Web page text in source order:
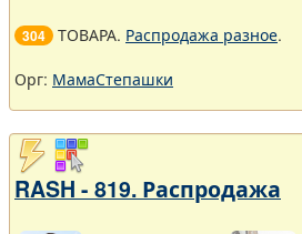
304 ТОВАРА. Распродажа разное.
Орг: МамаСтепашки
RASH - 819. Распродажа